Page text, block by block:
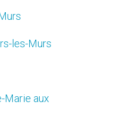
les-Murs
Marie aux